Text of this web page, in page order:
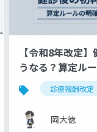
令和8年度
【令和8年改定
うなる？算定ル
対応ガイド診療報酬改定
岡大徳